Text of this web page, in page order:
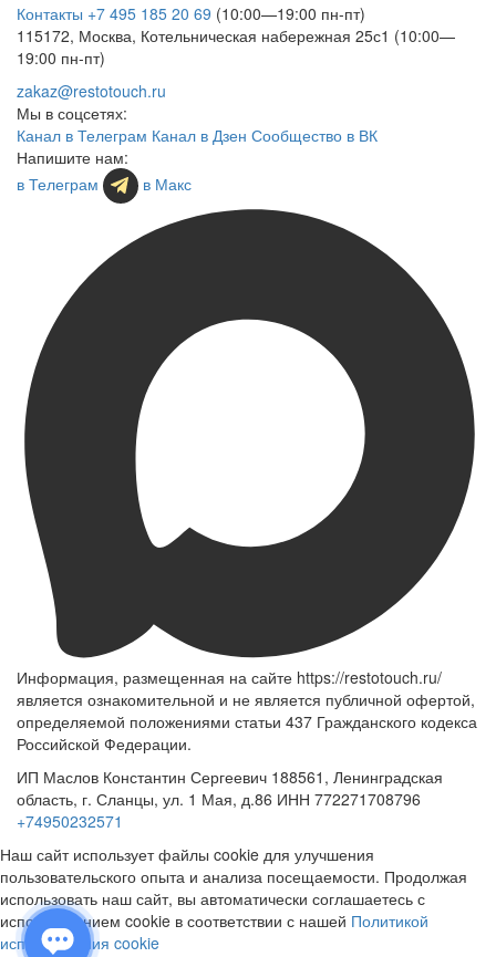
Контакты +7 495 185 20 69 (10:00—19:00 пн-пт)
115172, Москва, Котельническая набережная 25с1 (10:00—
19:00 пн-пт)
zakaz@restotouch.ru
Мы в соцсетях:
Канал в Телеграм Канал в Дзен Сообщество в ВК
Напишите нам:
в Телеграм
в Макс
Информация, размещенная на сайте https://restotouch.ru/
является ознакомительной и не является публичной офертой,
определяемой положениями статьи 437 Гражданского кодекса
Российской Федерации.
ИП Маслов Константин Сергеевич 188561, Ленинградская
область, г. Сланцы, ул. 1 Мая, д.86 ИНН 772271708796
+74950232571
Наш сайт использует файлы cookie для улучшения
пользовательского опыта и анализа посещаемости. Продолжая
использовать наш сайт, вы автоматически соглашаетесь с
использованием cookie в соответствии с нашей Политикой
использования cookie